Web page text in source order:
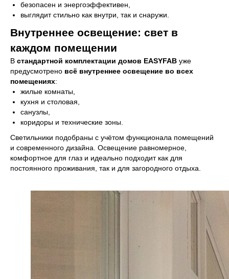
безопасен и энергоэффективен,
выглядит стильно как внутри, так и снаружи.
Внутреннее освещение: свет в
каждом помещении
В стандартной комплектации домов EASYFAB уже
предусмотрено всё внутреннее освещение во всех
помещениях:
жилые комнаты,
кухня и столовая,
санузлы,
коридоры и технические зоны.
Светильники подобраны с учётом функционала помещений
и современного дизайна. Освещение равномерное,
комфортное для глаз и идеально подходит как для
постоянного проживания, так и для загородного отдыха.